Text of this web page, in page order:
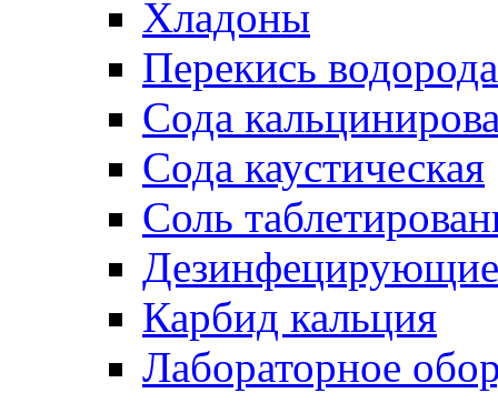
Хладоны
Перекись водорода
Сода
Сода каустическая
Соль
Дезинфецирующие
Карбид кальция
Лабораторное